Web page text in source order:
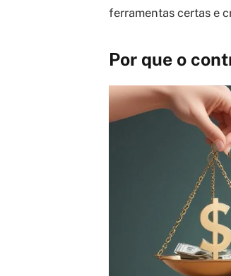
ferramentas certas e
Por que o